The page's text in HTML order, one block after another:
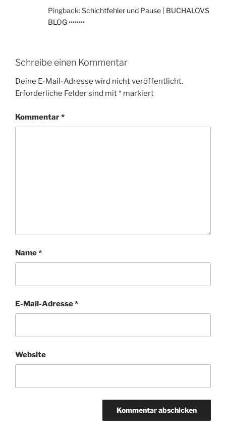
Pingback:Schichtfehler und Pause | BUCHALOVS
BLOG ••••••••
Schreibe einen Kommentar
Deine E-Mail-Adresse wird nicht veröffentlicht.
Erforderliche Felder sind mit* markiert
Kommentar*
Name*
E-Mail-Adresse*
Website